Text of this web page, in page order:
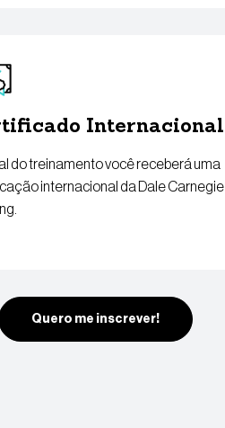
Internacional
do treinamento você receberá uma
internacional da Dale Carnegie
Quero me inscrever!